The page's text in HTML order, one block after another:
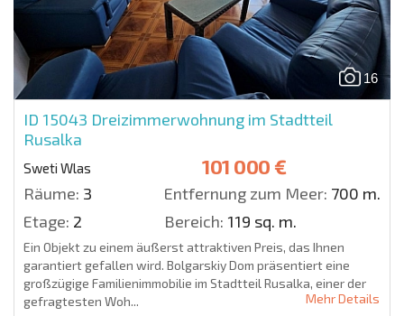
16
ID 15043 Dreizimmerwohnung im Stadtteil
Rusalka
Sweti Wlas 101 000 €
Räume: 3 Entfernung zum Meer: 700 m.
Etage: 2 Bereich: 119 sq. m.
Ein Objekt zu einem äußerst attraktiven Preis, das Ihnen
garantiert gefallen wird. Bolgarskiy Dom präsentiert eine
großzügige Familienimmobilie im Stadtteil Rusalka, einer der
gefragtesten Woh...
Mehr Details